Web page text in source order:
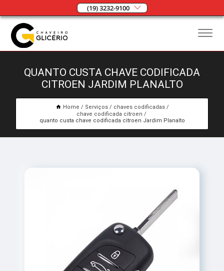
(19) 3232-9100
QUANTO CUSTA CHAVE CODIFICADA
CITROEN JARDIM PLANALTO
Home Serviços
chaves codificadas
chave codificada citroen
quanto custa chave codificada citroen Jardim Planalto